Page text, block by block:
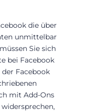
die über
unmittelbar
Sie sich
bei Facebook
Facebook
mit Add-Ons